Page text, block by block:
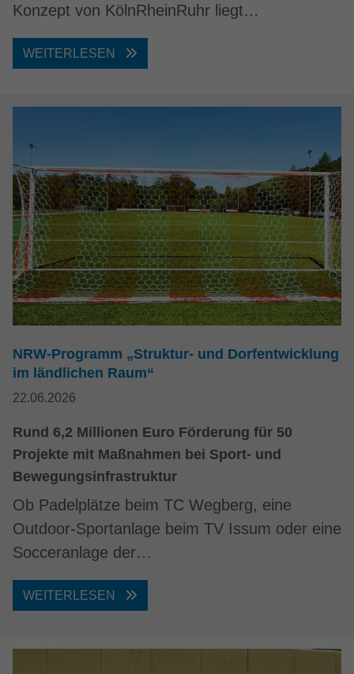
Konzept von KölnRheinRuhr liegt…
WEITERLESEN
NRW-Programm „Struktur- und Dorfentwicklung
im ländlichen Raum“
22.06.2026
Rund 6,2 Millionen Euro Förderung für 50
Projekte mit Maßnahmen bei Sport- und
Bewegungsinfrastruktur
Ob Padelplätze beim TC Wegberg, eine
Outdoor-Sportanlage beim TV Issum oder eine
Socceranlage der…
WEITERLESEN